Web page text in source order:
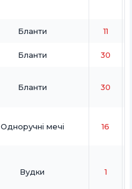
Бланти 11
Бланти 30
Бланти 30
Одноручні мечі 16
Вудки 1